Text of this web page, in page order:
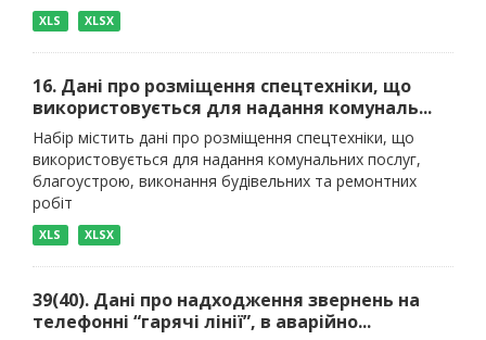
XLS XLSX
16. Дані про розміщення спецтехніки, що
використовується для надання комуналь...
Набір містить дані про розміщення спецтехніки, що
використовується для надання комунальних послуг,
благоустрою, виконання будівельних та ремонтних
робіт
XLS XLSX
39(40). Дані про надходження звернень на
телефонні “гарячі лінії”, в аварійно...